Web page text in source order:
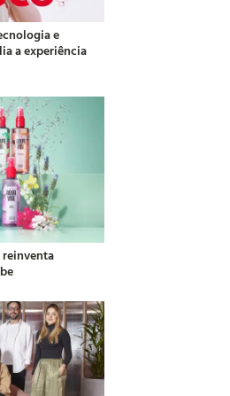
e
a experiência
reinventa